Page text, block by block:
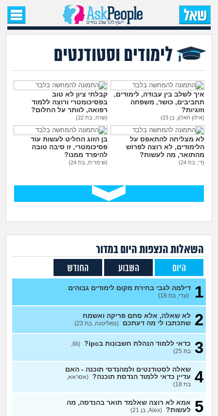
עמוד הבית
שאלות חדשות
שאלות שעוררו עניין
עצות חדשות
מה קורה כאן?
מתחם הטיפים
מדורים
זוגיות
הורות ומשפחה
מתבגרים
מהבקו"ם... ועד מתי?!
לימודים וסטודנטים
עבודה וקריירה
חברים ואנשים
חיפוש שאלות
הרשמה
לימודים וסטודנטים
איך לשלב בין עבודה, לימודים,
תחביבים, כושר, משפחה
וזוגיות?
(אילון האלון, בן 23)
קבלתי ציון לא טוב
בפסיכומטרי ורוצה ללמוד
רפואה, לוותר על החלום?
(שרה, בת 22)
לא מצליחה להתאפס על
הלימודים, לא רוצה לפרוש
מהתואר, מה לעשות?
(די, בת 24)
בן הזוג החליט לעשות עוד
פסיכומטרי, זו סיבה טובה
להיפרד ממנו?
(שימרית, בת 24)
השאלות הנצפות היוםבמדור
היום השבוע החודש
1 דילמה לגבי בחירת מקום לימודים גבוהים
(עדי, בת 18)
2 לא שאלה, אלא סתם פריקה ואשמח
שתכתבו לי מה דעתכם (נפוליטנה, בת 23)
3 כדאי ללמוד הנהלת חשבונות בipc?
(lili,
בת 25)
4 שאלה לסטודנטים ולמהנדסי תוכנה - האם
עדיין כדאי ללמוד הנדסת תוכנה? (אסראא,
בת 18)
5
אמא לא רוצה שאלמד תואר בהנדסה, מה
לעשות? (Alex, בן 21)